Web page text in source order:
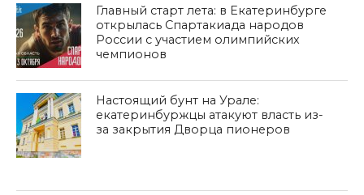
Главный старт лета: в Екатеринбурге
открылась Спартакиада народов
России с участием олимпийских
чемпионов
Настоящий бунт на Урале:
екатеринбуржцы атакуют власть из-
за закрытия Дворца пионеров